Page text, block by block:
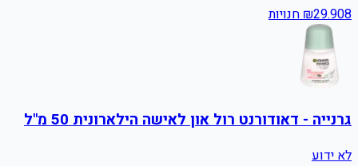
₪29.908 חנויות
גרנייה - דאודורנט רול און לאישה הילארונית 50 מ"ל
לא ידוע